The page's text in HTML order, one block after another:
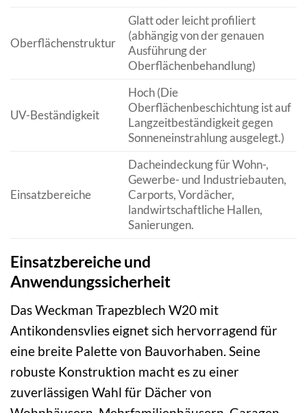
Oberflächenstruktur
Glatt oder leicht profiliert
(abhängig von der genauen
Ausführung der
Oberflächenbehandlung)
UV-Beständigkeit
Hoch (Die
Oberflächenbeschichtung ist auf
Langzeitbeständigkeit gegen
Sonneneinstrahlung ausgelegt.)
Einsatzbereiche
Dacheindeckung für Wohn-,
Gewerbe- und Industriebauten,
Carports, Vordächer,
landwirtschaftliche Hallen,
Sanierungen.
Einsatzbereiche und
Anwendungssicherheit
Das Weckman Trapezblech W20 mit
Antikondensvlies eignet sich hervorragend für
eine breite Palette von Bauvorhaben. Seine
robuste Konstruktion macht es zu einer
zuverlässigen Wahl für Dächer von